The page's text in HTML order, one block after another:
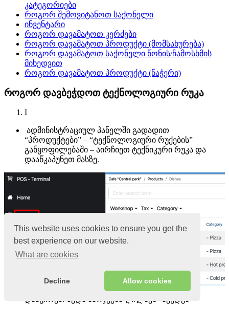
This website uses cookies to ensure you get the
best experience on our website.
What are cookies
Decline Allow cookies
კატეგორიები
როგორ შემოვიტანოთ საქონელი
ინვენტარი
როგორ დავამატოთ კერძები
როგორ დავამატოთ პროდუქტი (მომსახურება)
როგორ დავამატოთ საქონელი წონის/ჩამოსხმის
მიხედვით
როგორ დავამატოთ პროდუქტი (ნაჭერი)
როგორ დავბეჭდოთ ტექნოლოგიური რუკა
I
ადმინისტრაციულ პანელში გადადით
“პროდუქტები” – “ტექნოლოგიური რუქების”
განყოფილებაში – აირჩიეთ ტექნიკური რუკა და
დააწკაპუნეთ მასზე.
დააჭირეთ ზედა მარჯვენა ღილაკს “ბეჭდვა”